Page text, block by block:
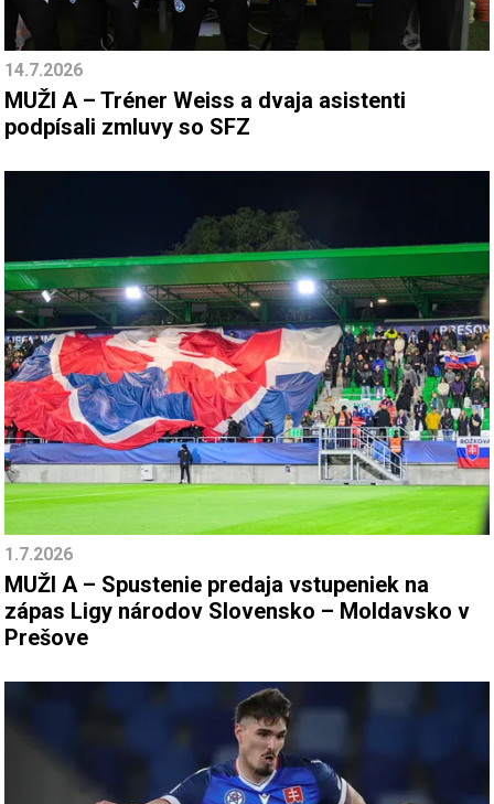
14.7.2026
MUŽI A – Tréner Weiss a dvaja asistenti
podpísali zmluvy so SFZ
1.7.2026
MUŽI A – Spustenie predaja vstupeniek na
zápas Ligy národov Slovensko – Moldavsko v
Prešove